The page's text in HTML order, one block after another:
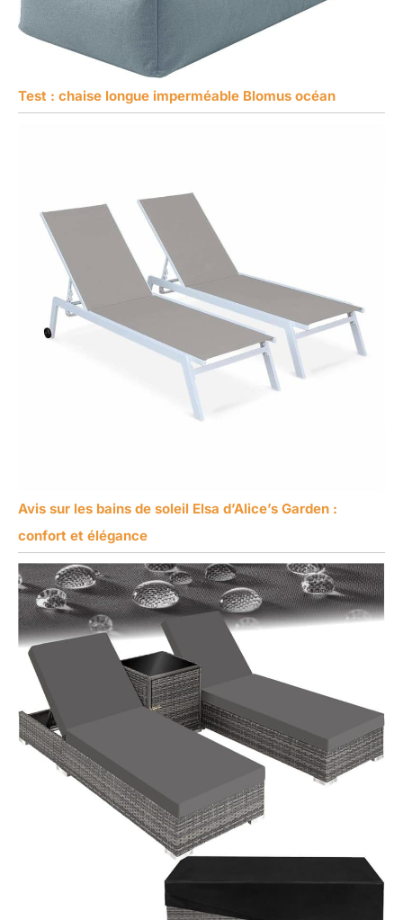
Test : chaise longue imperméable Blomus océan
Avis sur les bains de soleil Elsa d’Alice’s Garden :
confort et élégance